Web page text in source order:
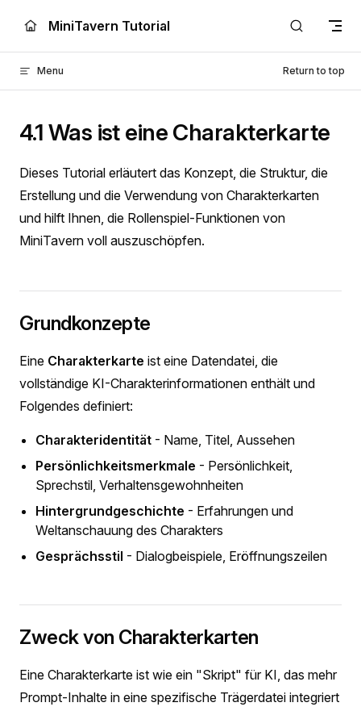
Skip to content
MiniTavern Tutorial
Menu Return to top
4.1 Was ist eine Charakterkarte
Dieses Tutorial erläutert das Konzept, die Struktur, die
Erstellung und die Verwendung von Charakterkarten
und hilft Ihnen, die Rollenspiel-Funktionen von
MiniTavern voll auszuschöpfen.
Grundkonzepte
Eine Charakterkarte ist eine Datendatei, die
vollständige KI-Charakterinformationen enthält und
Folgendes definiert:
Charakteridentität - Name, Titel, Aussehen
Persönlichkeitsmerkmale - Persönlichkeit,
Sprechstil, Verhaltensgewohnheiten
Hintergrundgeschichte - Erfahrungen und
Weltanschauung des Charakters
Gesprächsstil - Dialogbeispiele, Eröffnungszeilen
Zweck von Charakterkarten
Eine Charakterkarte ist wie ein "Skript" für KI, das mehr
Prompt-Inhalte in eine spezifische Trägerdatei integriert